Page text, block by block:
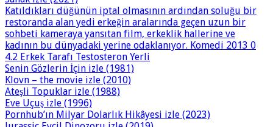
Katıldıkları düğünün iptal olmasının ardından soluğu bir
restoranda alan yedi erkeğin aralarında geçen uzun bir
sohbeti kameraya yansıtan film, erkeklik hallerine ve
kadının bu dünyadaki yerine odaklanıyor. Komedi 2013 0
4.2 Erkek Tarafı Testosteron Yerli
Senin Gözlerin İçin izle (1981)
Klovn – the movie izle (2010)
Ateşli Topuklar izle (1988)
Eve Uçuş izle (1996)
Pornhub’ın Milyar Dolarlık Hikâyesi izle (2023)